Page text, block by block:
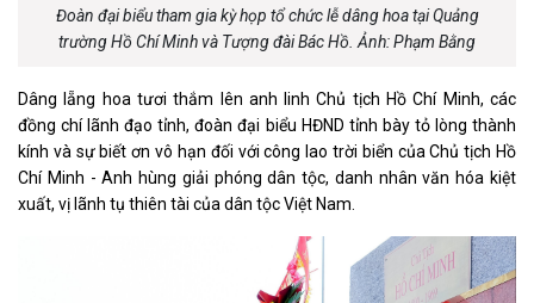
Đoàn đại biểu tham gia kỳ họp tổ chức lễ dâng hoa tại Quảng
trường Hồ Chí Minh và Tượng đài Bác Hồ. Ảnh: Phạm Bằng
Dâng lẵng hoa tươi thắm lên anh linh Chủ tịch Hồ Chí Minh, các
đồng chí lãnh đạo tỉnh, đoàn đại biểu HĐND tỉnh bày tỏ lòng thành
kính và sự biết ơn vô hạn đối với công lao trời biển của Chủ tịch Hồ
Chí Minh - Anh hùng giải phóng dân tộc, danh nhân văn hóa kiệt
xuất, vị lãnh tụ thiên tài của dân tộc Việt Nam.